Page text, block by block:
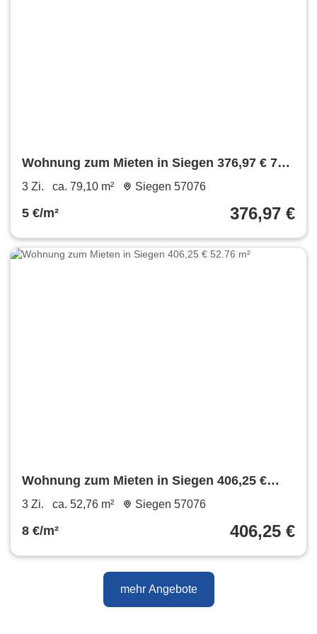
Wohnung zum Mieten in Siegen 376,97 € 79.1
m²
3 Zi. ca. 79,10 m² Siegen 57076
5 €/m² 376,97 €
Wohnung zum Mieten in Siegen 406,25 €
52.76 m²
3 Zi. ca. 52,76 m² Siegen 57076
8 €/m² 406,25 €
mehr Angebote